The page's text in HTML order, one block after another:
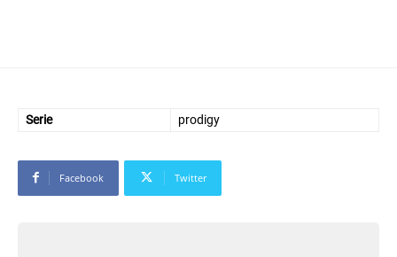
Serie prodigy
Facebook Twitter